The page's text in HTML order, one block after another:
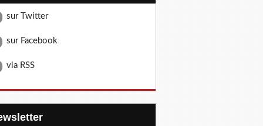
sur Twitter
sur Facebook
via RSS